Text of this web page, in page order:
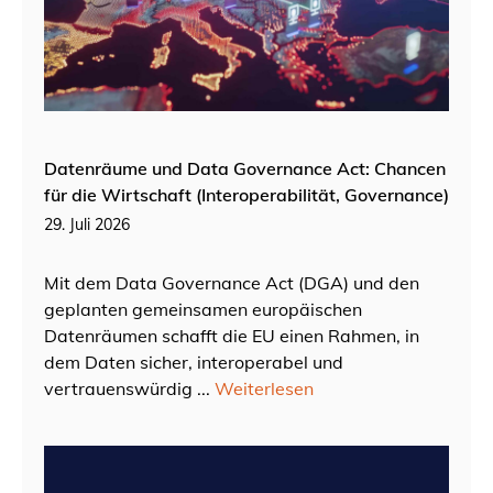
Datenräume und Data Governance Act: Chancen
für die Wirtschaft (Interoperabilität, Governance)
29. Juli 2026
Mit dem Data Governance Act (DGA) und den
geplanten gemeinsamen europäischen
Datenräumen schafft die EU einen Rahmen, in
dem Daten sicher, interoperabel und
vertrauenswürdig ... Weiterlesen